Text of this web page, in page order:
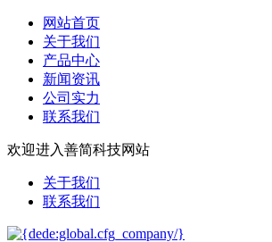
网站首页
关于我们
产品中心
新闻资讯
公司实力
联系我们
欢迎进入善简科技网站
关于我们
联系我们